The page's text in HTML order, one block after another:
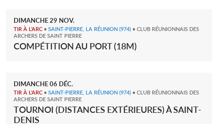
DIMANCHE29 NOV.
TIR À L'ARC • SAINT-PIERRE, LA RÉUNION (974) • CLUB RÉUNIONNAIS DES
ARCHERS DE SAINT PIERRE
COMPÉTITION AU PORT (18M)
DIMANCHE06 DÉC.
TIR À L'ARC • SAINT-PIERRE, LA RÉUNION (974) • CLUB RÉUNIONNAIS DES
ARCHERS DE SAINT PIERRE
TOURNOI (DISTANCES EXTÉRIEURES) À SAINT-
DENIS